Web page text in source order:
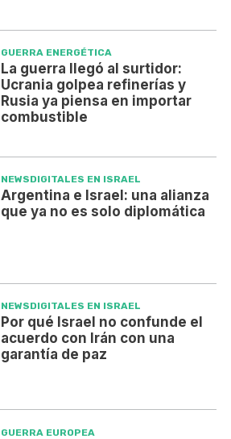
GUERRA ENERGÉTICA
La guerra llegó al surtidor:
Ucrania golpea refinerías y
Rusia ya piensa en importar
combustible
NEWSDIGITALES EN ISRAEL
Argentina e Israel: una alianza
que ya no es solo diplomática
NEWSDIGITALES EN ISRAEL
Por qué Israel no confunde el
acuerdo con Irán con una
garantía de paz
GUERRA EUROPEA